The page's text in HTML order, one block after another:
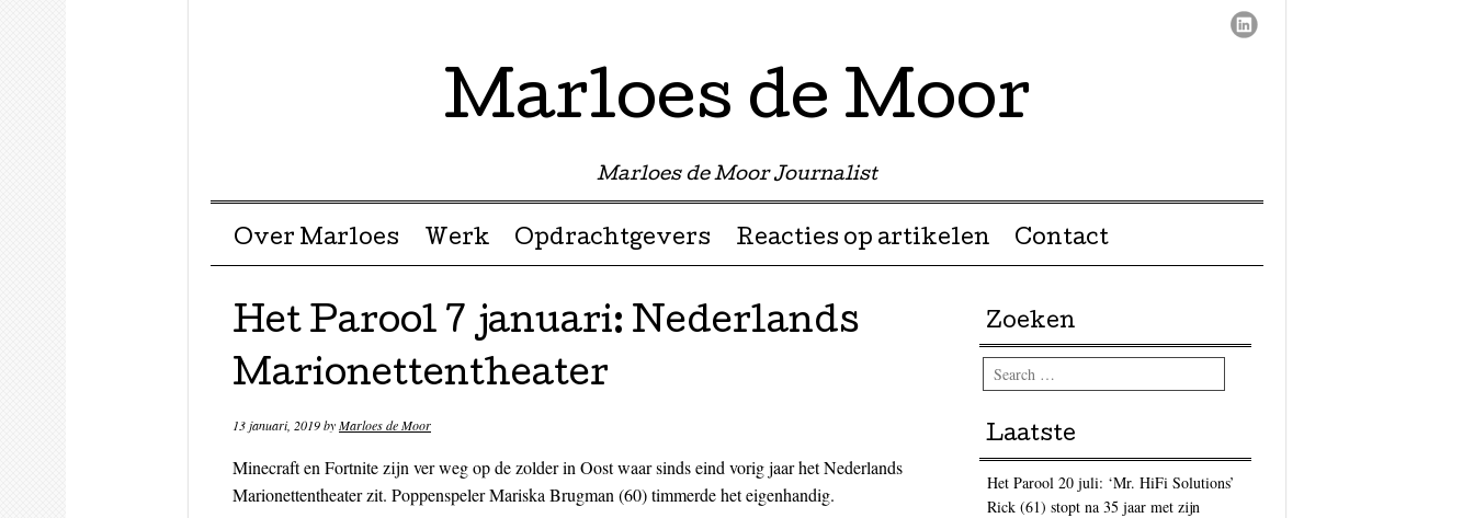
Marloes de Moor
Marloes de Moor Journalist
Menu ☰
Skip to content
Over Marloes Werk Opdrachtgevers Reacties op artikelen Contact
Het Parool 7 januari: Nederlands
Marionettentheater
13 januari, 2019byMarloes de Moor
Minecraft en Fortnite zijn ver weg op de zolder in Oost waar sinds eind vorig jaar het Nederlands
Marionettentheater zit. Poppenspeler Mariska Brugman (60) timmerde het eigenhandig.
Zoeken
Search
Laatste
Het Parool 20 juli: ‘Mr. HiFi Solutions’
Rick (61) stopt na 35 jaar met zijn